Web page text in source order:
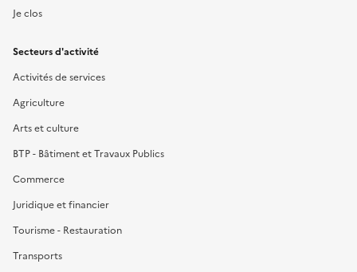
Je clos
Secteurs d'activité
Activités de services
Agriculture
Arts et culture
BTP - Bâtiment et Travaux Publics
Commerce
Juridique et financier
Tourisme - Restauration
Transports